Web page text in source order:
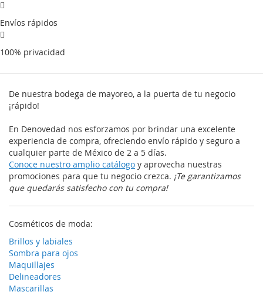
Envíos rápidos
100% privacidad
De nuestra bodega de mayoreo, a la puerta de tu negocio
¡rápido!
En Denovedad nos esforzamos por brindar una excelente
experiencia de compra, ofreciendo envío rápido y seguro a
cualquier parte de México de 2 a 5 días.
Conoce nuestro amplio catálogo y aprovecha nuestras
promociones para que tu negocio crezca. ¡Te garantizamos
que quedarás satisfecho con tu compra!
Cosméticos de moda:
Brillos y labiales
Sombra para ojos
Maquillajes
Delineadores
Mascarillas